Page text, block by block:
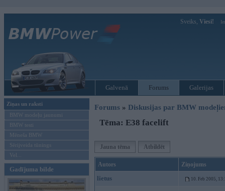
Sveiks, Viesi!
Galvenā Forums Galerijas
Ziņas un raksti
BMW modeļu jaunumi
BMW testi
Mēneša BMW
Sērijveida tūnings
Vel...
Gadījuma bilde
Forums » Diskusijas par BMW
Tēma: E38 facelift
Jauna tēma Atbildēt
Autors Ziņojums
lietus 10. Feb 2005,